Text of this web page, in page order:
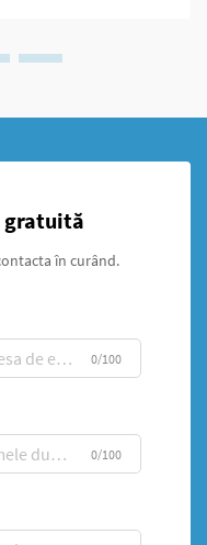
gratuită
în curând.
0/100
0/100